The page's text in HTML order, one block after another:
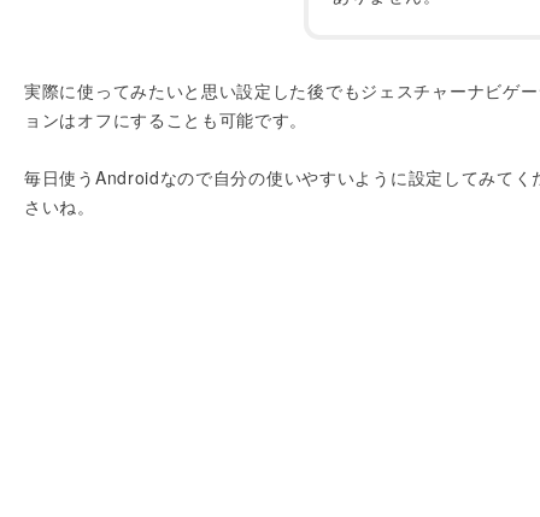
実際に使ってみたいと思い設定した後でもジェスチャーナビゲ
ョンはオフにすることも可能です。
毎日使うAndroidなので自分の使いやすいように設定してみてく
さいね。